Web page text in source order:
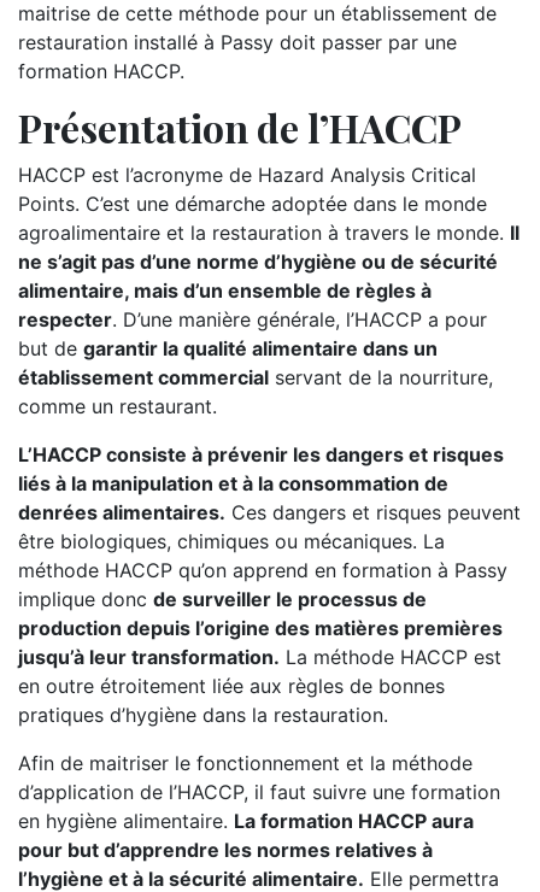
maitrise de cette méthode pour un établissement de
restauration installé à Passy doit passer par une
formation HACCP.
Présentation de l’HACCP
HACCP est l’acronyme de Hazard Analysis Critical
Points. C’est une démarche adoptée dans le monde
agroalimentaire et la restauration à travers le monde. Il
ne s’agit pas d’une norme d’hygiène ou de sécurité
alimentaire, mais d’un ensemble de règles à
respecter. D’une manière générale, l’HACCP a pour
but de garantir la qualité alimentaire dans un
établissement commercial servant de la nourriture,
comme un restaurant.
L’HACCP consiste à prévenir les dangers et risques
liés à la manipulation et à la consommation de
denrées alimentaires. Ces dangers et risques peuvent
être biologiques, chimiques ou mécaniques. La
méthode HACCP qu’on apprend en formation à Passy
implique donc de surveiller le processus de
production depuis l’origine des matières premières
jusqu’à leur transformation. La méthode HACCP est
en outre étroitement liée aux règles de bonnes
pratiques d’hygiène dans la restauration.
Afin de maitriser le fonctionnement et la méthode
d’application de l’HACCP, il faut suivre une formation
en hygiène alimentaire. La formation HACCP aura
pour but d’apprendre les normes relatives à
l’hygiène et à la sécurité alimentaire. Elle permettra